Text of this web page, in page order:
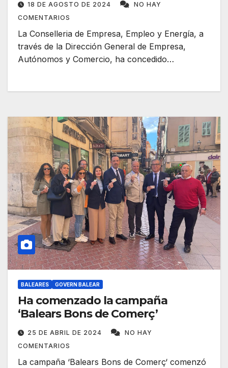
18 DE AGOSTO DE 2024
NO HAY
COMENTARIOS
La Conselleria de Empresa, Empleo y Energía, a
través de la Dirección General de Empresa,
Autónomos y Comercio, ha concedido…
BALEARES GOVERN BALEAR
Ha comenzado la campaña
‘Balears Bons de Comerç’
25 DE ABRIL DE 2024
NO HAY
COMENTARIOS
La campaña ‘Balears Bons de Comerç‘ comenzó